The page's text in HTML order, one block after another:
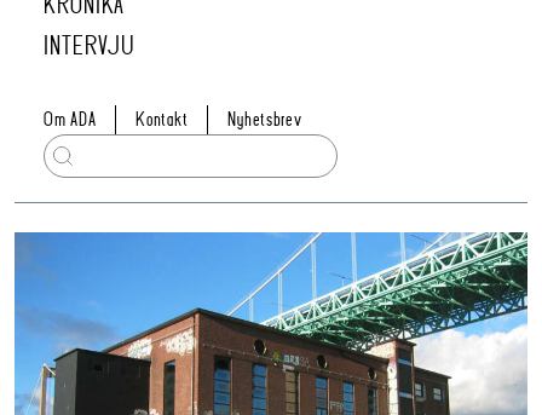
INTERVJU
Om ADA Kontakt Nyhetsbrev